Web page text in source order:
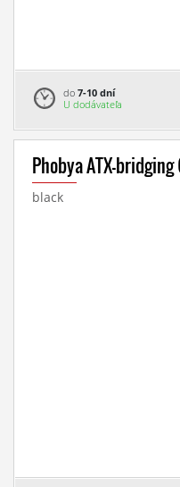
do 7-10 dní
U dodávateľa
Phobya ATX-
black